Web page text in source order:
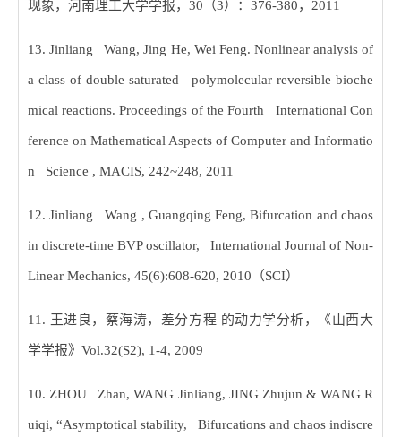
现象，河南理工大学学报， 30 （3）： 376-380， 2011
13. Jinliang Wang, Jing He, Wei Feng. Nonlinear analysis of
a class of double saturated polymolecular reversible bioche
mical reactions. Proceedings of the Fourth International Con
ference on Mathematical Aspects of Computer and Informatio
n Science , MACIS, 242~248, 2011
12. Jinliang Wang , Guangqing Feng, Bifurcation and chaos
in discrete-time BVP oscillator, International Journal of Non-
Linear Mechanics, 45(6):608-620, 2010 （SCI）
11. 王进良，蔡海涛，差分方程 的动力学分析，《山西大
学学报》 Vol.32(S2), 1-4, 2009
10. ZHOU Zhan, WANG Jinliang, JING Zhujun & WANG R
uiqi, “Asymptotical stability, Bifurcations and chaos indiscre